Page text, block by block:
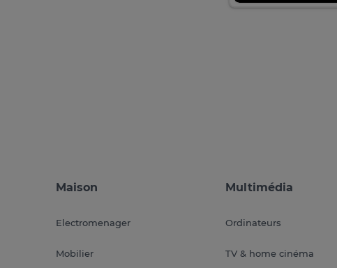
Maison
Electromenager
Mobilier
Multimédia
Ordinateurs
TV & home cinéma